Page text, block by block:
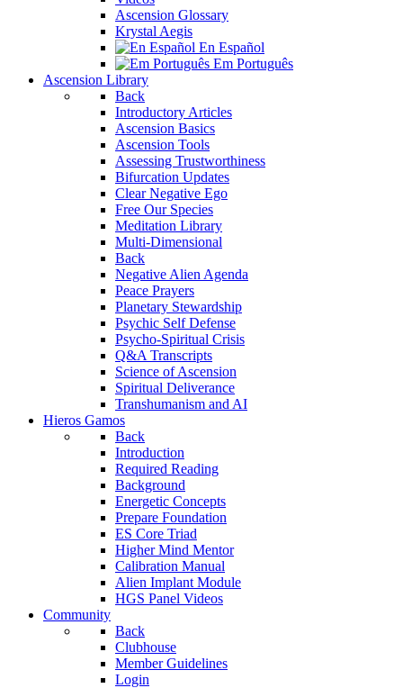
Ascension Glossary
Krystal Aegis
En Español
Em Português
Ascension Library
Back
Introductory Articles
Ascension Basics
Ascension Tools
Assessing Trustworthiness
Bifurcation Updates
Clear Negative Ego
Free Our Species
Meditation Library
Multi-Dimensional
Back
Negative Alien Agenda
Peace Prayers
Planetary Stewardship
Psychic Self Defense
Psycho-Spiritual Crisis
Q&A Transcripts
Science of Ascension
Spiritual Deliverance
Transhumanism and AI
Hieros Gamos
Back
Introduction
Required Reading
Background
Energetic Concepts
Prepare Foundation
ES Core Triad
Higher Mind Mentor
Calibration Manual
Alien Implant Module
HGS Panel Videos
Community
Back
Clubhouse
Member Guidelines
Login